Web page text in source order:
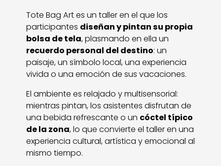
Tote Bag Art es un taller en el que los
participantes diseñan y pintan su propia
bolsa de tela, plasmando en ella un
recuerdo personal del destino: un
paisaje, un símbolo local, una experiencia
vivida o una emoción de sus vacaciones.
El ambiente es relajado y multisensorial:
mientras pintan, los asistentes disfrutan de
una bebida refrescante o un cóctel típico
de la zona, lo que convierte el taller en una
experiencia cultural, artística y emocional al
mismo tiempo.